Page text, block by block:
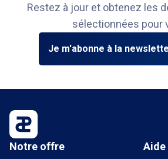
Restez à jour et obtenez les
sélectionnées pour
Je m'abonne à la
Notre offre Aide